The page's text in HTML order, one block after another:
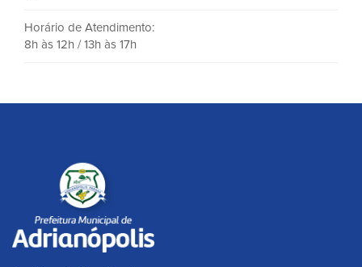
Horário de Atendimento:
8h às 12h / 13h às 17h